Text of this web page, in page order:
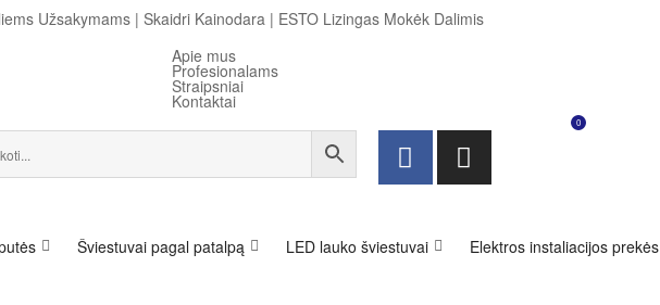
Užsakymams | Skaidri Kainodara | ESTO Lizingas Mokėk Dalimis
Apie mus
Profesionalams
Straipsniai
Kontaktai
0
Šviestuvai pagal patalpą LED lauko šviestuvai Elektros instaliacijos prekės